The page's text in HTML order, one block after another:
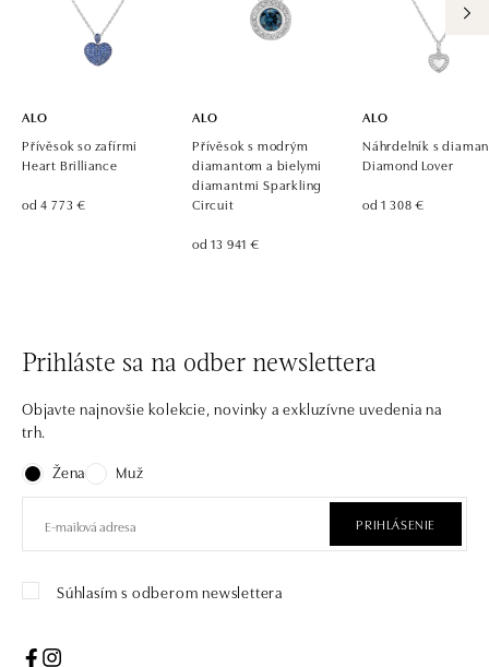
ALO
Přívěsok so zafírmi
Heart Brilliance
od 4 773 €
ALO
Přívěsok s modrým
diamantom a bielymi
diamantmi Sparkling
Circuit
od 13 941 €
ALO
Náhrdelník s
Diamond Lover
od 1 308 €
Prihláste sa na odber newslettera
Objavte najnovšie kolekcie, novinky a exkluzívne uvedenia na
trh.
Žena
Muž
PRIHLÁSENIE
Súhlasím s odberom newslettera